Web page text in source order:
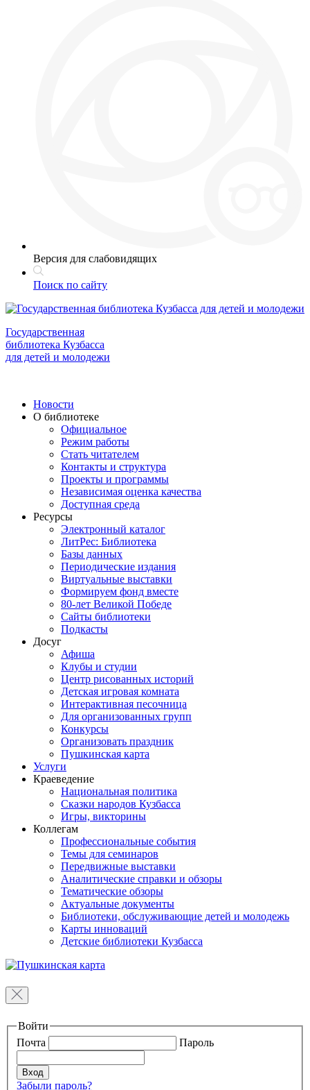
Версия для слабовидящих
Поиск по сайту
Государственная
библиотека Кузбасса
для детей и молодежи
Новости
О библиотеке
Официальное
Режим работы
Стать читателем
Контакты и структура
Проекты и программы
Независимая оценка качества
Доступная среда
Ресурсы
Электронный каталог
ЛитРес: Библиотека
Базы данных
Периодические издания
Виртуальные выставки
Формируем фонд вместе
80-лет Великой Победе
Сайты библиотеки
Подкасты
Досуг
Афиша
Клубы и студии
Центр рисованных историй
Детская игровая комната
Интерактивная песочница
Для организованных групп
Конкурсы
Организовать праздник
Пушкинская карта
Услуги
Краеведение
Национальная политика
Сказки народов Кузбасса
Игры, викторины
Коллегам
Профессиональные события
Темы для семинаров
Передвижные выставки
Аналитические справки и обзоры
Тематические обзоры
Актуальные документы
Библиотеки, обслуживающие детей и молодежь
Карты инноваций
Детские библиотеки Кузбасса
Войти
Почта
Пароль
Забыли пароль?